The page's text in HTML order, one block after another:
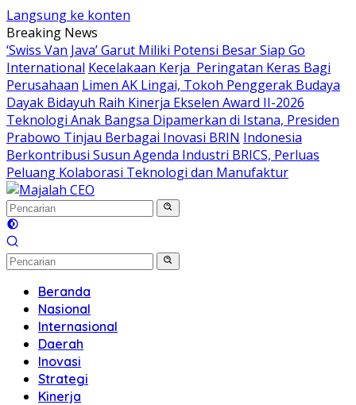
Langsung ke konten
Breaking News
‘Swiss Van Java’ Garut Miliki Potensi Besar Siap Go
International Kecelakaan Kerja Peringatan Keras Bagi
Perusahaan Limen AK Lingai, Tokoh Penggerak Budaya
Dayak Bidayuh Raih Kinerja Ekselen Award II-2026
Teknologi Anak Bangsa Dipamerkan di Istana, Presiden
Prabowo Tinjau Berbagai Inovasi BRIN Indonesia
Berkontribusi Susun Agenda Industri BRICS, Perluas
Peluang Kolaborasi Teknologi dan Manufaktur
Beranda
Nasional
Internasional
Daerah
Inovasi
Strategi
Kinerja